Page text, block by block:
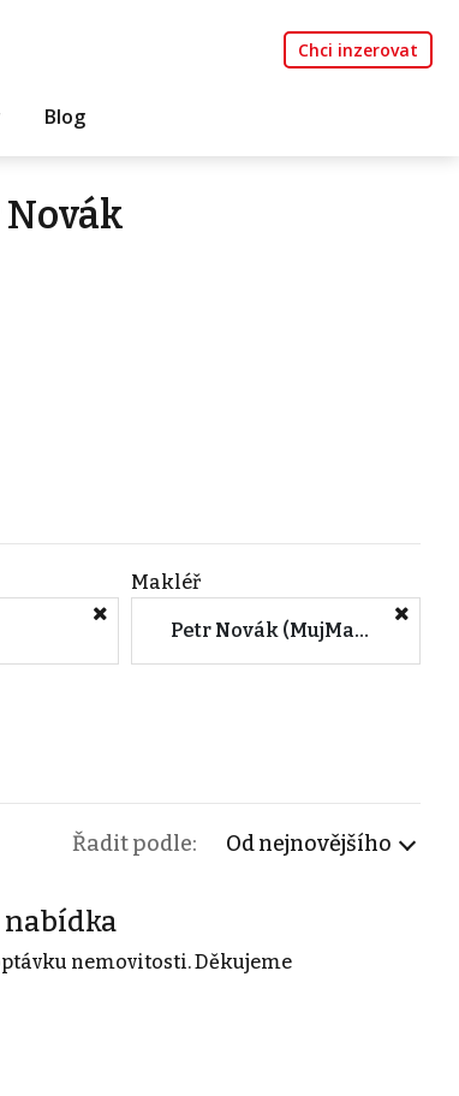
Chci inzerovat
Blog
Makléř
Petr Novák (MujMakler.cz)
Řadit podle: Od nejnovějšího
nabídka
nemovitosti. Děkujeme